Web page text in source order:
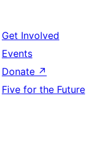
Get Involved
Events
Donate ↗
Five for the Future